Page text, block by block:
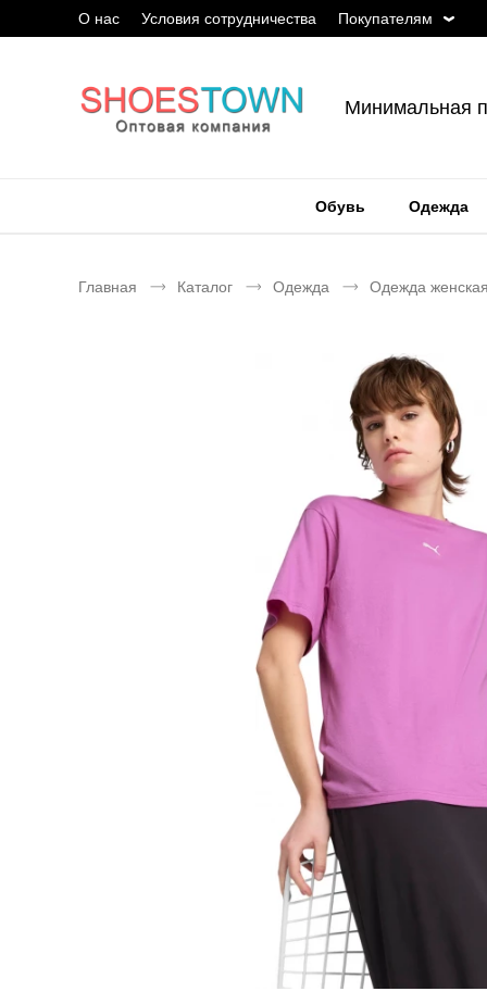
О нас Условия сотрудничества Покупателям
Минимальная
Обувь Одежда
Главная Каталог Одежда Одежда женская